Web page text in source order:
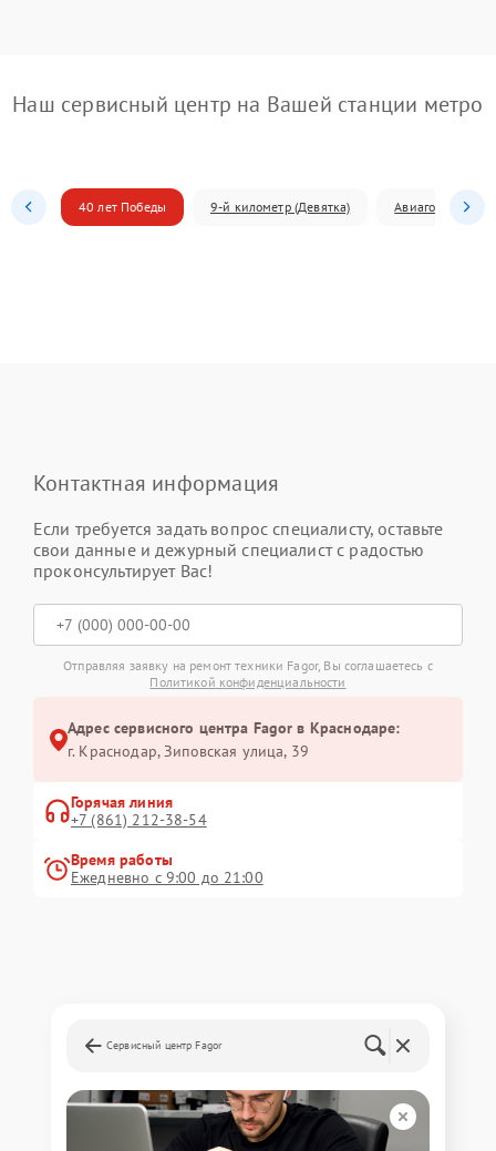
Наш сервисный центр на Вашей станции метро
40 лет Победы 9-й километр (Девятка) Авиагородок
Контактная информация
Если требуется задать вопрос специалисту, оставьте
свои данные и дежурный специалист с радостью
проконсультирует Вас!
Отправляя заявку на ремонт техники Fagor, Вы соглашаетесь с
Политикой конфиденциальности
Адрес сервисного центра Fagor в Краснодаре:
г. Краснодар, Зиповская улица, 39
Горячая линия
+7 (861) 212-38-54
Время работы
Ежедневно с 9:00 до 21:00
Сервисный центр Fagor